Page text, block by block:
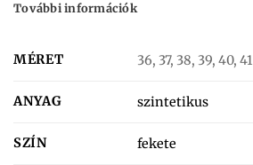
További információk
MÉRET 36, 37, 38, 39, 40, 41
ANYAG szintetikus
SZÍN fekete